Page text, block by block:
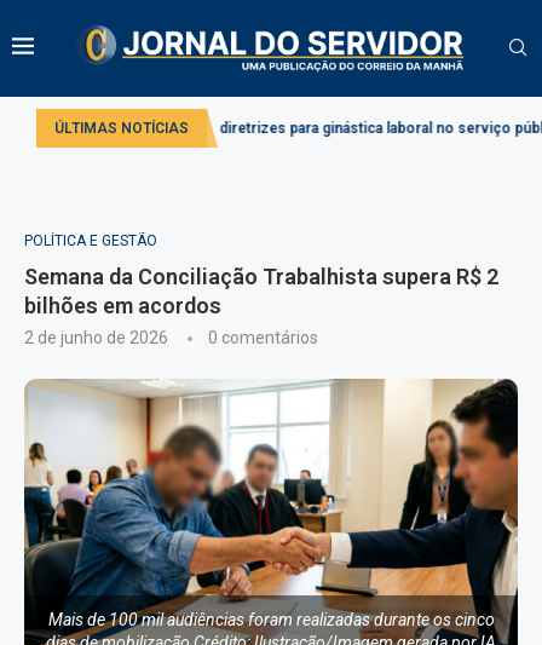
ÚLTIMAS NOTÍCIAS
Projeto cria diretrizes para ginástica laboral no serviço público PEC
POLÍTICA E GESTÃO
Semana da Conciliação Trabalhista supera R$ 2
bilhões em acordos
2 de junho de 2026 0 comentários
Mais de 100 mil audiências foram realizadas durante os cinco